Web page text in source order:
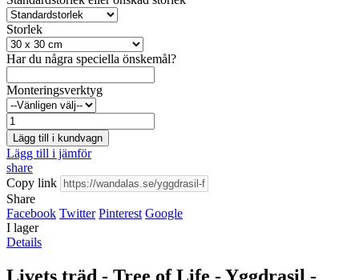
Storlek
Har du några speciella önskemål?
Monteringsverktyg
Lägg till i kundvagn
Lägg till i jämför
share
Copy link
Share
Facebook Twitter Pinterest Google
I lager
Details
Livets träd - Tree of Life - Yggdrasil -